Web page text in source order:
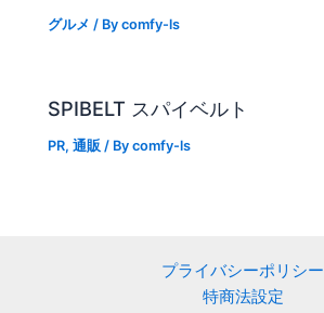
グルメ / Bycomfy-ls
SPIBELT スパイベルト
PR,通販 / Bycomfy-ls
プライバシーポリシー
特商法設定